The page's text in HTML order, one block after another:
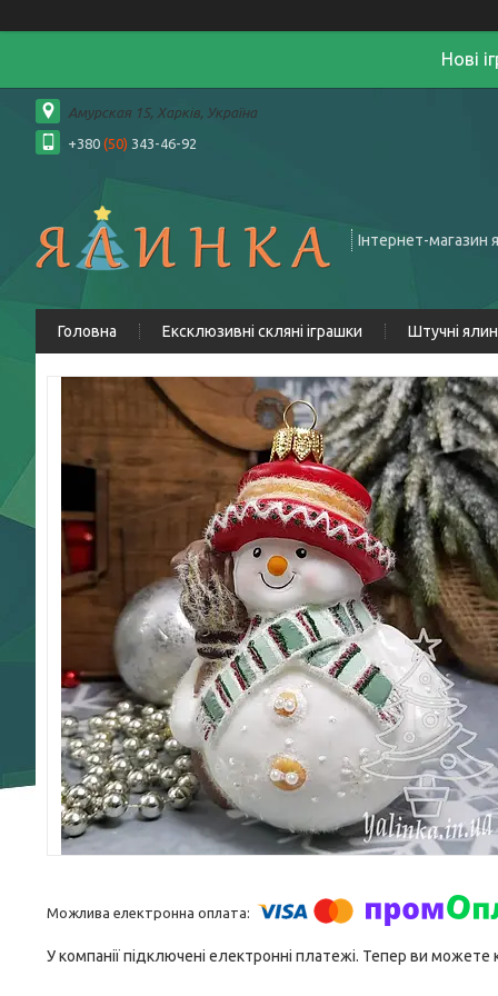
Нові
Амурская 15, Харків, Україна
+380 (50) 343-46-92
Інтернет-магазин
Головна Ексклюзивні скляні іграшки Штучні
У компанії підключені електронні платежі. Тепер ви